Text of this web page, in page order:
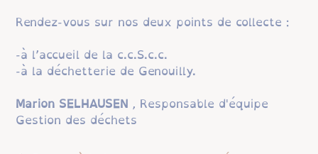
Rendez-vous sur nos deux points de collecte :
-à l’accueil de la c.c.S.c.c.
-à la déchetterie de Genouilly.
Marion SELHAUSEN , Responsable d'équipe
Gestion des déchets